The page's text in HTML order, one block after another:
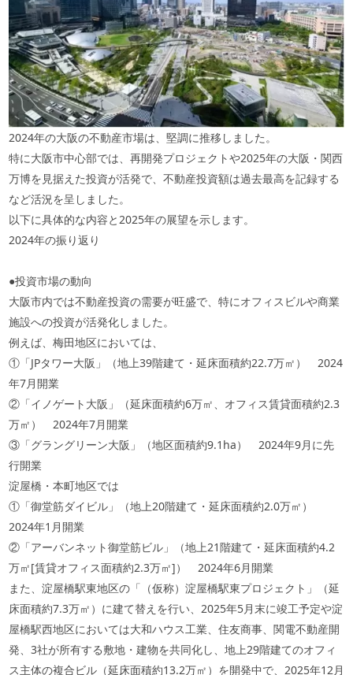
2024年の大阪の不動産市場は、堅調に推移しました。
特に大阪市中心部では、再開発プロジェクトや2025年の大阪・関西
万博を見据えた投資が活発で、不動産投資額は過去最高を記録する
など活況を呈しました。
以下に具体的な内容と2025年の展望を示します。
2024年の振り返り
●投資市場の動向
大阪市内では不動産投資の需要が旺盛で、特にオフィスビルや商業
施設への投資が活発化しました。
例えば、梅田地区においては、
①「JPタワー大阪」（地上39階建て・延床面積約22.7万㎡） 2024
年7月開業
②「イノゲート大阪」（延床面積約6万㎡、オフィス賃貸面積約2.3
万㎡） 2024年7月開業
③「グラングリーン大阪」（地区面積約9.1ha） 2024年9月に先
行開業
淀屋橋・本町地区では
①「御堂筋ダイビル」（地上20階建て・延床面積約2.0万㎡）
2024年1月開業
②「アーバンネット御堂筋ビル」（地上21階建て・延床面積約4.2
万㎡[賃貸オフィス面積約2.3万㎡]） 2024年6月開業
また、淀屋橋駅東地区の「（仮称）淀屋橋駅東プロジェクト」（延
床面積約7.3万㎡）に建て替えを行い、2025年5月末に竣工予定や淀
屋橋駅西地区においては大和ハウス工業、住友商事、関電不動産開
発、3社が所有する敷地・建物を共同化し、地上29階建てのオフィ
ス主体の複合ビル（延床面積約13.2万㎡）を開発中で、2025年12月